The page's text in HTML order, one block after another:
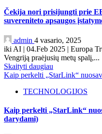
Čekija nori prisijungti prie
suvereniteto apsaugos
admin 4 vasario, 2025
iki AI | 04.Feb 2025 | Europa
Vengriją praėjusių metų spalį,...
Skaityti daugiau
Kaip perkelti „StarLink“
TECHNOLOGIJOS
Kaip perkelti „StarLink“
darydami)